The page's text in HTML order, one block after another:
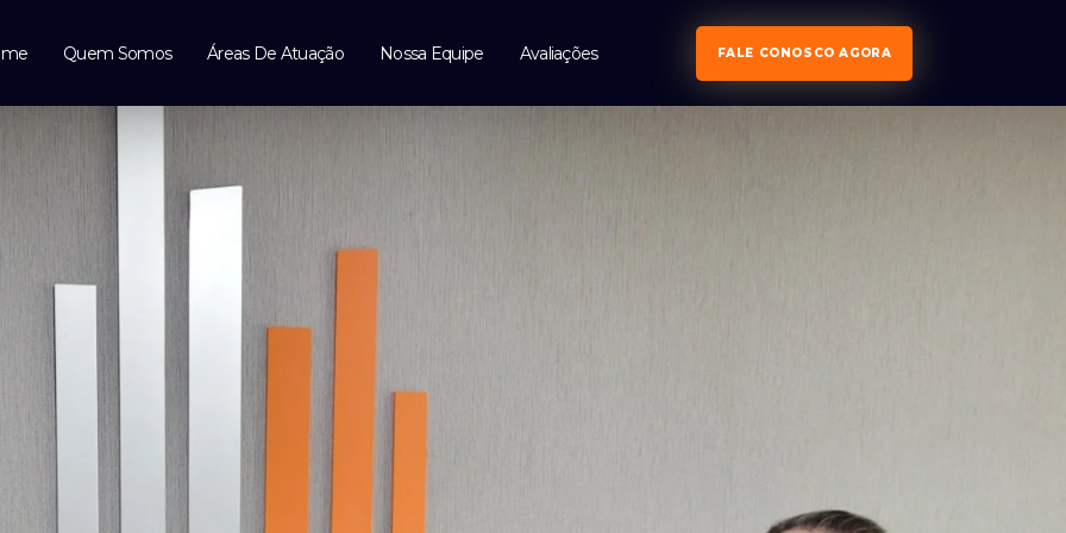
Quem Somos Áreas De Atuação Nossa Equipe Avaliações FALE CONOSCO AGORA